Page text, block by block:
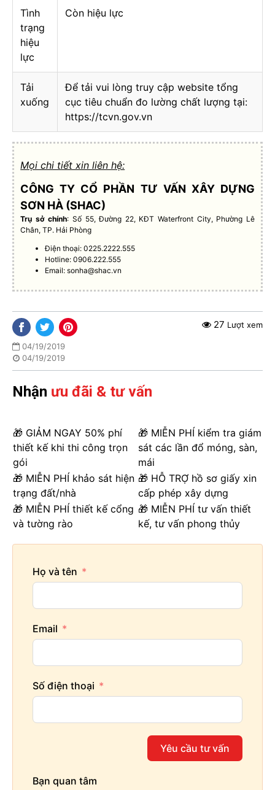
Tình
trạng
hiệu
lực
Còn hiệu lực
Tải
xuống
Để tải vui lòng truy cập website tổng
cục tiêu chuẩn đo lường chất lượng tại:
https://tcvn.gov.vn
Mọi chi tiết xin liên hệ:
CÔNG TY CỔ PHẦN TƯ VẤN XÂY DỰNG
SƠN HÀ (SHAC)
Trụ sở chính: Số 55, Đường 22, KĐT Waterfront City, Phường Lê
Chân, TP. Hải Phòng
Điện thoại: 0225.2222.555
Hotline: 0906.222.555
Email:sonha@shac.vn
04/19/2019
04/19/2019
27 Lượt xem
Nhận ưu đãi & tư vấn
🎁 GIẢM NGAY 50% phí
thiết kế khi thi công trọn
gói
🎁 MIỄN PHÍ kiểm tra giám
sát các lần đổ móng, sàn,
mái
🎁 MIỄN PHÍ khảo sát hiện
trạng đất/nhà
🎁 HỖ TRỢ hồ sơ giấy xin
cấp phép xây dựng
🎁 MIỄN PHÍ thiết kế cổng
và tường rào
🎁 MIỄN PHÍ tư vấn thiết
kế, tư vấn phong thủy
Họ và tên
Email
Số điện thoại
Yêu cầu tư vấn
Bạn quan tâm